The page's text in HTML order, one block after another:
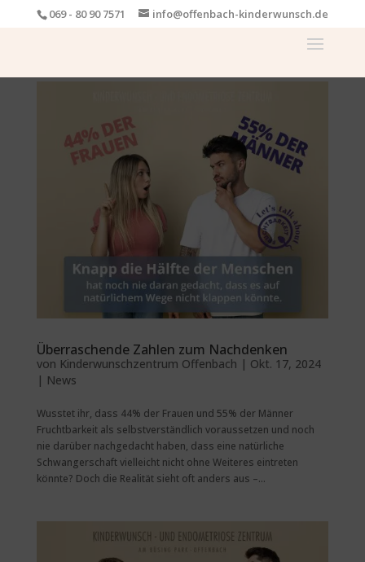
069 - 80 90 7571 info@offenbach-kinderwunsch.de
Überraschende Zahlen zum Nachdenken
von Kinderwunschzentrum Offenbach | Okt. 17, 2024
| News
Wusstet ihr, dass 44% der Frauen und 55% der Männer
Fruchtbarkeit als selbstverständlich voraussetzen und noch
nie darüber nachgedacht haben, dass eine natürliche
Schwangerschaft vielleicht nicht ohne Weiteres eintreten
könnte? Doch die Realität sieht oft anders aus –...